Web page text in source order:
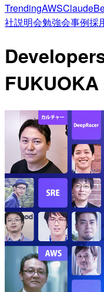
TrendingAWSClaude
社説明会勉強会事例採